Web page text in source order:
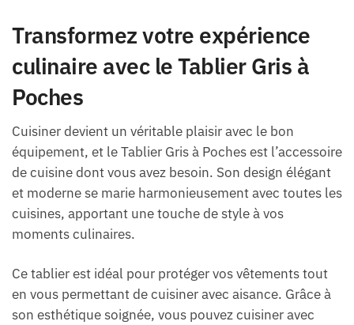
Transformez votre expérience
culinaire avec le Tablier Gris à
Poches
Cuisiner devient un véritable plaisir avec le bon
équipement, et le Tablier Gris à Poches est l’accessoire
de cuisine dont vous avez besoin. Son design élégant
et moderne se marie harmonieusement avec toutes les
cuisines, apportant une touche de style à vos
moments culinaires.
Ce tablier est idéal pour protéger vos vêtements tout
en vous permettant de cuisiner avec aisance. Grâce à
son esthétique soignée, vous pouvez cuisiner avec